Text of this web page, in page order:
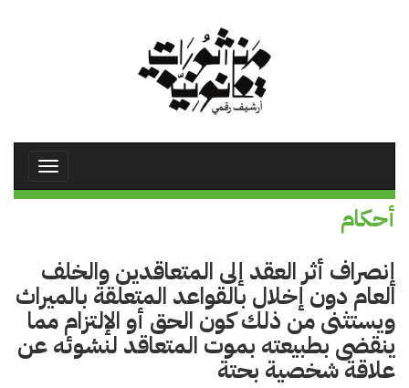
Toggle
أحكام
إنصراف أثر العقد إلى المتعاقدين والخلف
العام دون إخلال بالقواعد المتعلقة بالميراث
ويستثنى من ذلك كون الحق أو الإلتزام مما
ينقضى بطبيعته بموت المتعاقد لنشوئه عن
علاقة شخصية بحتة